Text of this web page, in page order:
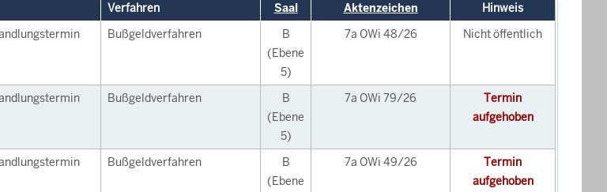
Verfahren Saal Aktenzeichen
Hinweis
Bußgeldverfahren
B
(Ebene
5)
7a OWi 48/26 Nicht öffentlich
Bußgeldverfahren
B
(Ebene
5)
7a OWi 79/26
Termin
aufgehoben
Bußgeldverfahren
B
(Ebene
7a OWi 49/26
Termin
aufgehoben